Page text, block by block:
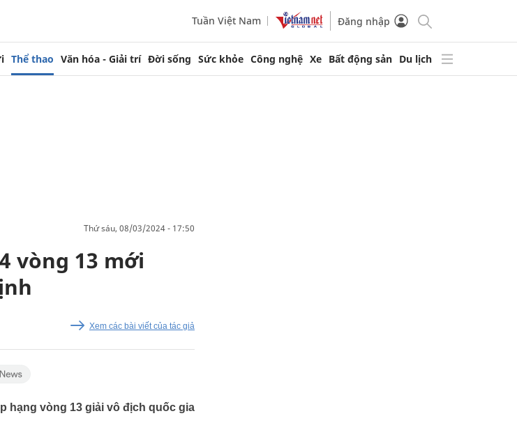
Tuần Việt Nam Đăng nhập
Thể thao Văn hóa - Giải trí Đời sống Sức khỏe Công nghệ Xe Bất động sản Du lịch
thứ sáu, 08/03/2024 - 17:50
vòng 13 mới
Xem các bài viết của tác giả
hạng vòng 13 giải vô địch quốc gia